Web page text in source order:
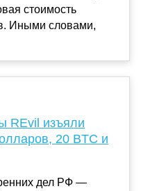
стоимость
Иными словами,
REvil изъяли
20 BTC и
дел РФ —